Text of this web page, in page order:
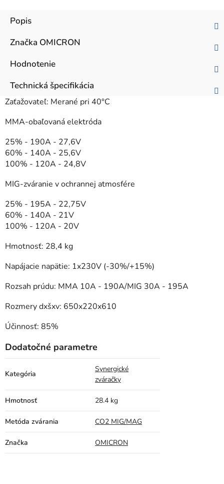
Popis
Značka OMICRON
Hodnotenie
Technická špecifikácia
Zaťažovateľ: Merané pri 40°C
MMA-obaľovaná elektróda
25% - 190A - 27,6V
60% - 140A - 25,6V
100% - 120A - 24,8V
MIG-zváranie v ochrannej atmosfére
25% - 195A - 22,75V
60% - 140A - 21V
100% - 120A - 20V
Hmotnosť: 28,4 kg
Napájacie napätie: 1x230V (-30%/+15%)
Rozsah prúdu: MMA 10A - 190A/MIG 30A - 195A
Rozmery dxšxv: 650x220x610
Účinnosť: 85%
Dodatočné parametre
Kategória
Synergické
zváračky
Hmotnosť 28.4 kg
Metóda zvárania CO2 MIG/MAG
Značka OMICRON